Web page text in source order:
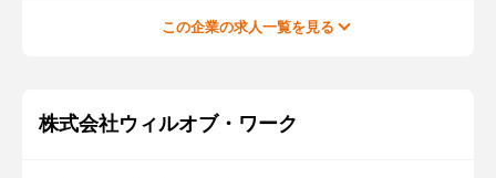
この企業の求人一覧を見る
株式会社ウィルオブ・ワーク